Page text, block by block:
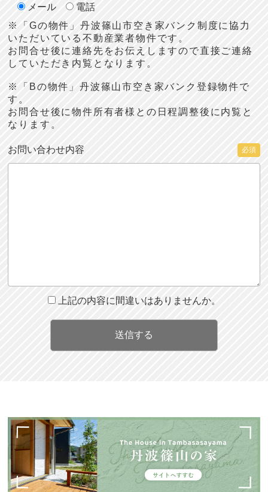
メール
電話
※「Gの物件」丹波篠山市空き家バンク制度に協力
いただいている不動産業者物件です。
お問合せ後に連絡先をお伝えしますので直接ご連絡
していただき内覧となります。
※「Bの物件」丹波篠山市空き家バンク登録物件で
す。
お問合せ後に物件所有者様との日程調整後に内覧と
なります。
お問い合わせ内容 必須
上記の内容に間違いはありませんか。